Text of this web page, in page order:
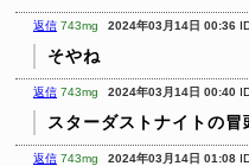
返信 743mg 2024年03月14日 00:36
そやね
返信 743mg 2024年03月14日 00:40
スターダストナイトの冒
返信 743mg 2024年03月14日 01:08